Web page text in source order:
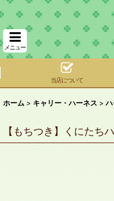
メニュー
当店について
ホーム > キャリー・ハーネス >
【もちつき】くにた